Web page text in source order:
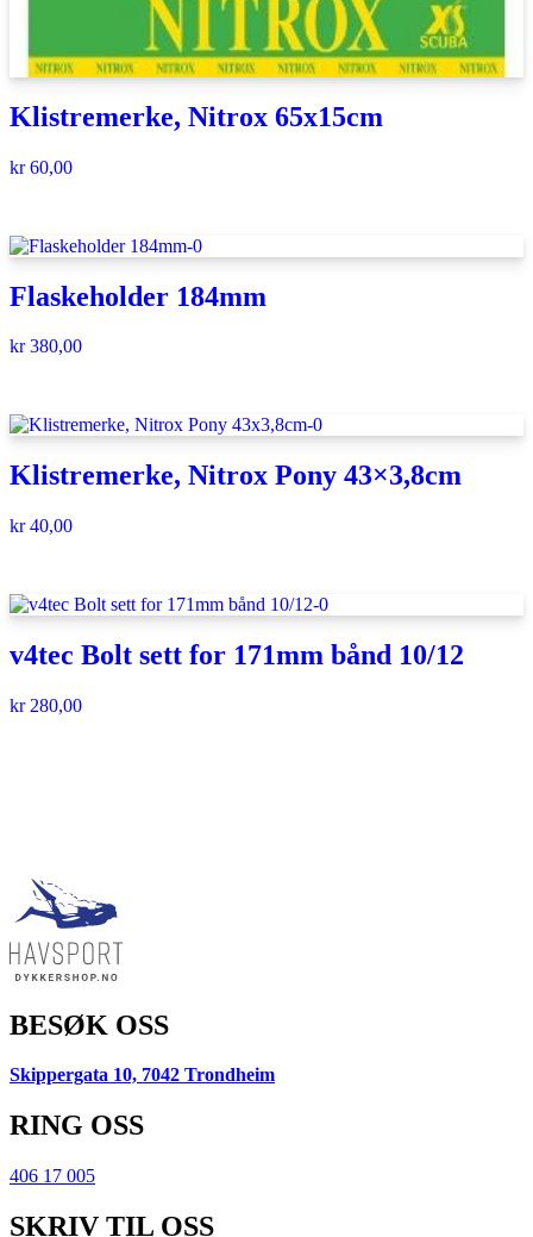
Klistremerke, Nitrox 65x15cm
kr60,00
Flaskeholder 184mm
kr380,00
Klistremerke, Nitrox Pony 43×3,8cm
kr40,00
v4tec Bolt sett for 171mm bånd 10/12
kr280,00
BESØK OSS
Skippergata 10, 7042 Trondheim
RING OSS
406 17 005
SKRIV TIL OSS